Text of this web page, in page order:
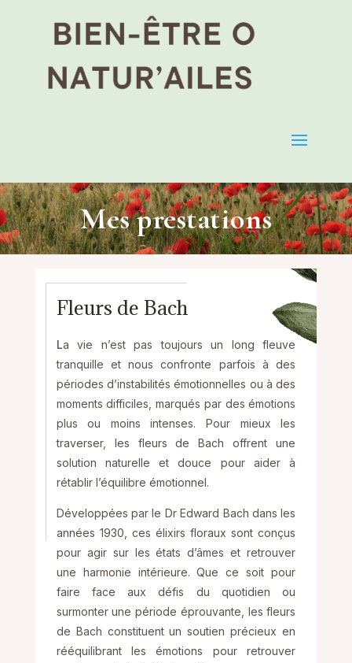
Mes prestations
Fleurs de Bach
La vie n’est pas toujours un long fleuve
tranquille et nous confronte parfois à des
périodes d’instabilités émotionnelles ou à des
moments difficiles, marqués par des émotions
plus ou moins intenses. Pour mieux les
traverser, les fleurs de Bach offrent une
solution naturelle et douce pour aider à
rétablir l’équilibre émotionnel.
Développées par le Dr Edward Bach dans les
années 1930, ces élixirs floraux sont conçus
pour agir sur les états d’âmes et retrouver
une harmonie intérieure. Que ce soit pour
faire face aux défis du quotidien ou
surmonter une période éprouvante, les fleurs
de Bach constituent un soutien précieux en
rééquilibrant les émotions pour retrouver